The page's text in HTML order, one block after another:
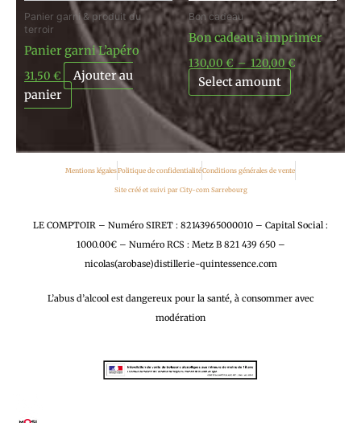
Panier garni & produit du
terroir
Panier garni L’apéro
31,50 €
Ajouter au
panier
Bon cadeau
Bon cadeau à imprimer
130,00 € – 120,00€
Select amount
Mentions légalesPolitique de confidentialitéConditions générales de vente
Site créé et suivi par City-com Sarrebourg
LE COMPTOIR – Numéro SIRET : 82143965000010 – Capital Social :
1000.00€ – Numéro RCS : Metz B 821 439 650 –
nicolas(arobase)distillerie-quintessence.com
L’abus d’alcool est dangereux pour la santé, à consommer avec
modération